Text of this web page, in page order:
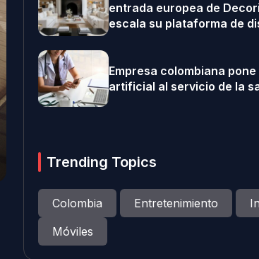
entrada europea de
escala su plataforma de
Empresa colombiana
artificial al servicio de la
Trending Topics
Colombia Entretenimiento
Móviles